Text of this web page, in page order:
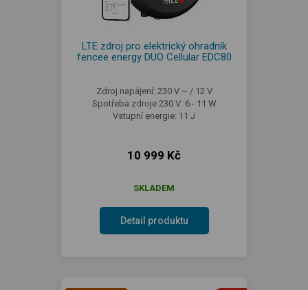
LTE zdroj pro elektrický ohradník
fencee energy DUO Cellular EDC80
Zdroj napájení: 230 V ~ / 12 V
Spotřeba zdroje 230 V: 6 - 11 W
Vstupní energie: 11 J
10 999 Kč
SKLADEM
Detail produktu